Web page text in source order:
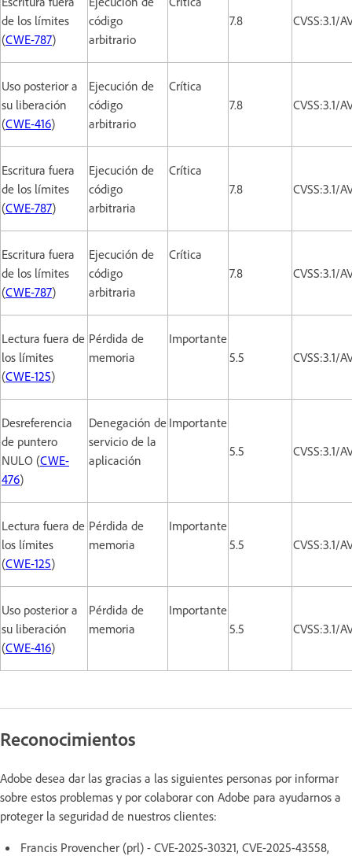
de los límites
(CWE-787)
código
arbitrario
7.8
CVSS:3.1/
Uso posterior a
su liberación
(CWE-416)
Ejecución de
código
arbitrario
Crítica
7.8
CVSS:3.1/
Escritura fuera
de los límites
(CWE-787)
Ejecución de
código
arbitraria
Crítica
7.8
CVSS:3.1/
Escritura fuera
de los límites
(CWE-787)
Ejecución de
código
arbitraria
Crítica
7.8
CVSS:3.1/
Lectura fuera de
los límites
(CWE-125)
Pérdida de
memoria
Importante
5.5
CVSS:3.1/
Desreferencia
de puntero
NULO (CWE-
476)
Denegación de
servicio de la
aplicación
Importante
5.5
CVSS:3.1/
Lectura fuera de
los límites
(CWE-125)
Pérdida de
memoria
Importante
5.5
CVSS:3.1/
Uso posterior a
su liberación
(CWE-416)
Pérdida de
memoria
Importante
5.5
CVSS:3.1/
Reconocimientos
Adobe desea dar las gracias a las siguientes personas por informar
sobre estos problemas y por colaborar con Adobe para ayudarnos a
proteger la seguridad de nuestros clientes:
Francis Provencher (prl) - CVE-2025-30321, CVE-2025-43558,